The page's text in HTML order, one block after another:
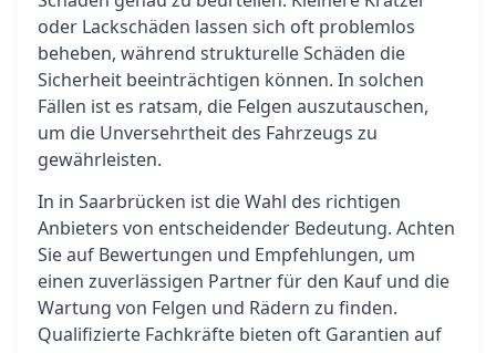
oder Lackschäden lassen sich oft problemlos
beheben, während strukturelle Schäden die
Sicherheit beeinträchtigen können. In solchen
Fällen ist es ratsam, die Felgen auszutauschen,
um die Unversehrtheit des Fahrzeugs zu
gewährleisten.
In in Saarbrücken ist die Wahl des richtigen
Anbieters von entscheidender Bedeutung. Achten
Sie auf Bewertungen und Empfehlungen, um
einen zuverlässigen Partner für den Kauf und die
Wartung von Felgen und Rädern zu finden.
Qualifizierte Fachkräfte bieten oft Garantien auf